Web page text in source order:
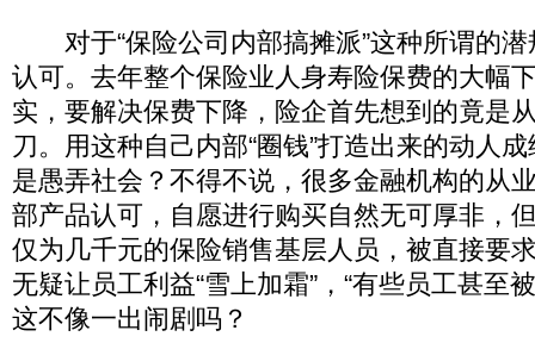
对于“保险公司内部搞摊派”这种所谓的潜
认可。去年整个保险业人身寿险保费的大幅
实，要解决保费下降，险企首先想到的竟是
刀。用这种自己内部“圈钱”打造出来的动人
是愚弄社会？不得不说，很多金融机构的从
部产品认可，自愿进行购买自然无可厚非，
仅为几千元的保险销售基层人员，被直接要
无疑让员工利益“雪上加霜”，“有些员工甚至
这不像一出闹剧吗？